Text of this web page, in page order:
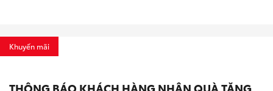
Khuyến mãi
THÔNG BÁO KHÁCH HÀNG NHẬN QUÀ TẶNG